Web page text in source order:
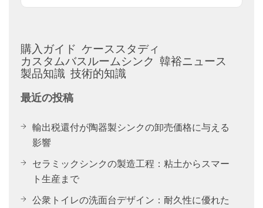
購入ガイド ケーススタディ
カスタムバスルームシンク 韓裕ニュース
製品知識 技術的知識
最近の投稿
輸出税還付が陶器製シンクの卸売価格に与える
影響
セラミックシンクの製造工程：粘土からスマー
ト生産まで
公衆トイレの洗面台デザイン：耐久性に優れた